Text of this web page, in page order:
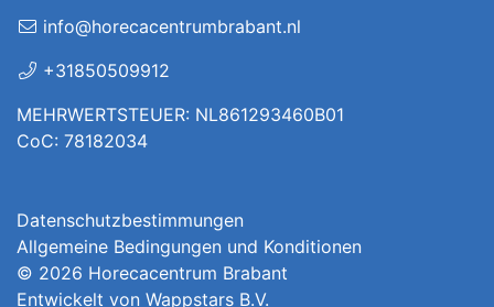
info@horecacentrumbrabant.nl
+31850509912
MEHRWERTSTEUER: NL861293460B01
CoC: 78182034
Datenschutzbestimmungen
Allgemeine Bedingungen und Konditionen
© 2026 Horecacentrum Brabant
Entwickelt von Wappstars B.V.